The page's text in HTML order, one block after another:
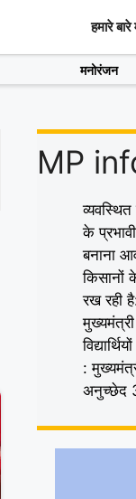
हमारे बारे
मनोरंजन
MP
के
बनाना
रख रही
:
अनुच्छेद